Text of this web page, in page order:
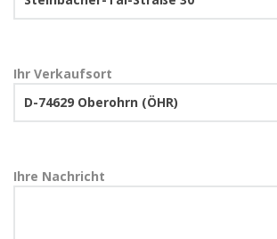
Ihr Verkaufsort
Ihre Nachricht